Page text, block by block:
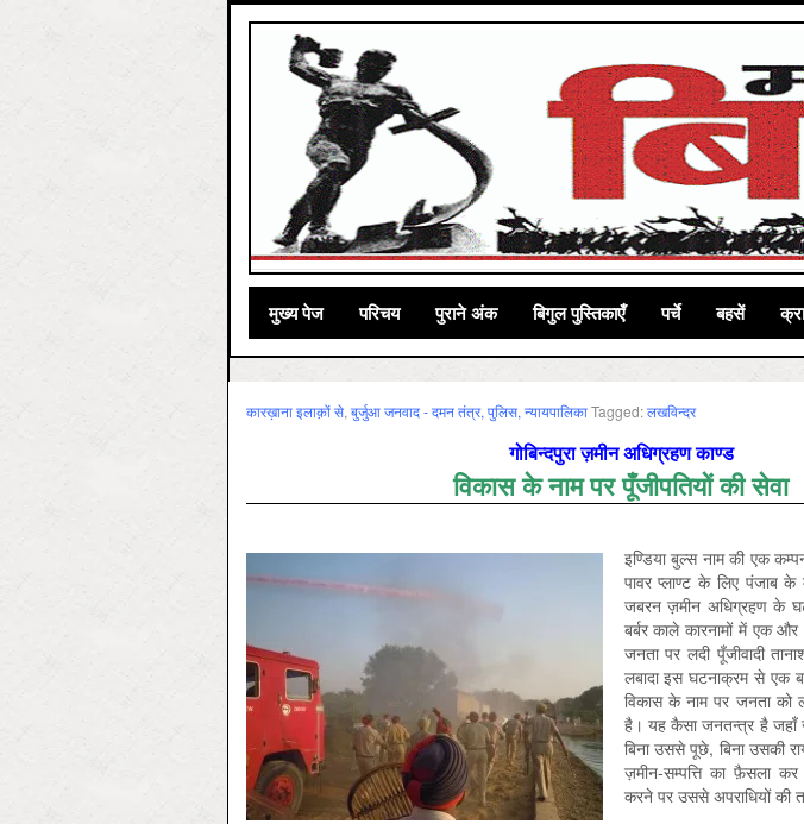
मुख्‍य पेज परिचय पुराने अंक बिगुल पुस्तिकाएँ पर्चे बहसें
कारख़ाना इलाक़ों से, बुर्जुआ जनवाद - दमन तंत्र, पुलिस, न्‍यायपालिकाTagged:लखविन्‍दर
गोबिन्दपुरा ज़मीन अधिग्रहण काण्ड
विकास के नाम पर पूँजीपतियों की सेवा
इण्डिया बुल्स नाम की एक
पावर प्लाण्ट के लिए पंजाब के
जबरन ज़मीन अधिग्रहण के
बर्बर काले कारनामों में एक
जनता पर लदी पूँजीवादी
लबादा इस घटनाक्रम से एक
विकास के नाम पर जनता को
है। यह कैसा जनतन्त्र है जहाँ
बिना उससे पूछे, बिना उसकी
ज़मीन-सम्पत्ति का फ़ैसला कर
करने पर उससे अपराधियों की